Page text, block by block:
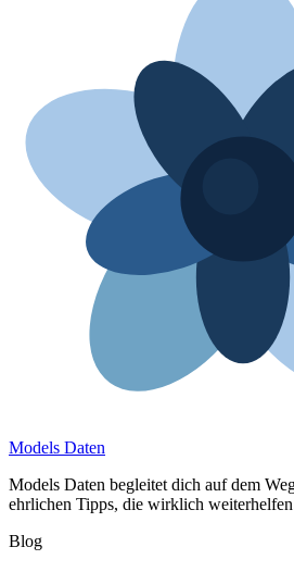
Models Daten
Models Daten begleitet dich auf dem
ehrlichen Tipps, die wirklich
Blog